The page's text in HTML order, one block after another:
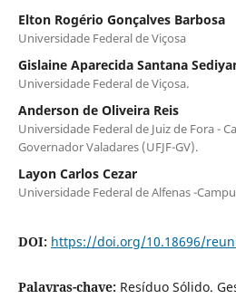
Elton Rogério Gonçalves Barbosa
Universidade Federal de Viçosa
Gislaine Aparecida Santana
Universidade Federal de Viçosa.
Anderson de Oliveira Reis
Universidade Federal de Juiz de Fora -
Governador Valadares (UFJF-GV).
Layon Carlos Cezar
Universidade Federal de Alfenas -
DOI: https://doi.org/10.18696/
Palavras-chave: Resíduo Sólido.